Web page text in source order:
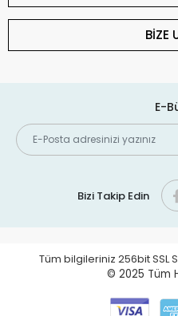
BİZE
E-
Bizi Takip Edin
Tüm bilgileriniz 256bit SSL
© 2025 Tüm